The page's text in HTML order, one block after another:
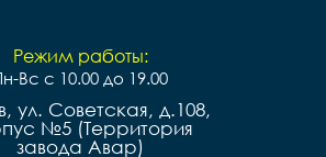
Режим работы:
Вс с 10.00 до 19.00
ул. Советская, д.108,
№5 (Территория
завода Авар)